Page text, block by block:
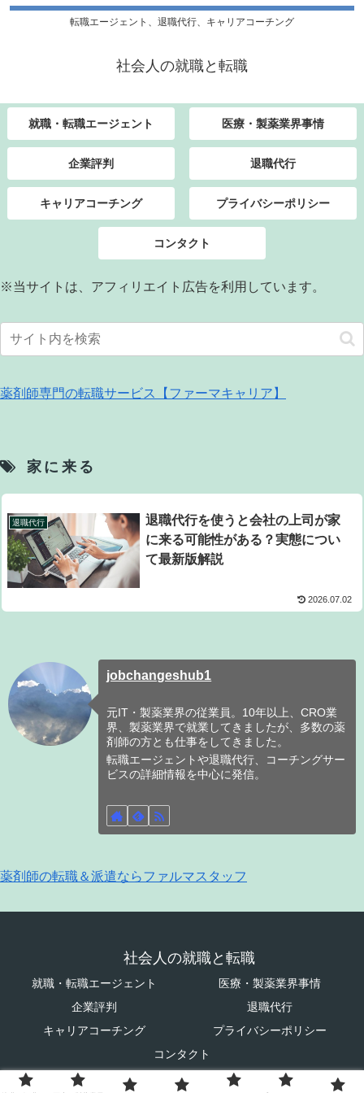
転職エージェント、退職代行、キャリアコーチング
社会人の就職と転職
就職・転職エージェント 医療・製薬業界事情
企業評判 退職代行
キャリアコーチング プライバシーポリシー
コンタクト
※当サイトは、アフィリエイト広告を利用しています。
薬剤師専門の転職サービス【ファーマキャリア】
家に来る
退職代行
退職代行を使うと会社の上司が家
に来る可能性がある？実態につい
て最新版解説
2026.07.02
jobchangeshub1
元IT・製薬業界の従業員。10年以上、CRO業
界、製薬業界で就業してきましたが、多数の薬
剤師の方とも仕事をしてきました。
転職エージェントや退職代行、コーチングサー
ビスの詳細情報を中心に発信。
薬剤師の転職＆派遣ならファルマスタッフ
社会人の就職と転職
就職・転職エージェント
医療・製薬業界事情
企業評判
退職代行
キャリアコーチング
プライバシーポリシー
コンタクト
© 2023 社会人の就職と転職.